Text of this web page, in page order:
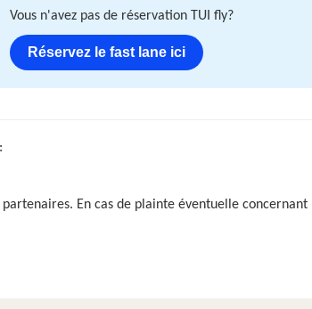
Vous n'avez pas de réservation TUI fly?
Réservez le fast lane ici
En cas de plainte éventuelle concernant